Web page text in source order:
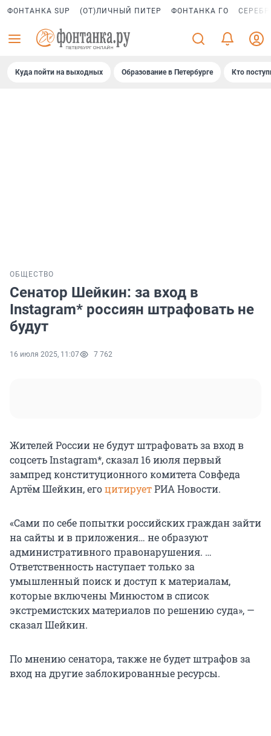
ФОНТАНКА SUP (ОТ)ЛИЧНЫЙ ПИТЕР ФОНТАНКА ГО
Куда пойти на выходных Образование в Петербурге Кто
ОБЩЕСТВО
Сенатор Шейкин: за вход в
Instagram* россиян штрафовать не
будут
16 июля 2025, 11:07 7 762
Жителей России не будут штрафовать за вход в
соцсеть Instagram*, сказал 16 июля первый
зампред конституционного комитета Совфеда
Артём Шейкин, егоцитируетРИА Новости.
«Сами по себе попытки российских граждан зайти
на сайты и в приложения… не образуют
административного правонарушения. …
Ответственность наступает только за
умышленный поиск и доступ к материалам,
которые включены Минюстом в список
экстремистских материалов по решению суда», —
сказал Шейкин.
По мнению сенатора, также не будет штрафов за
вход на другие заблокированные ресурсы.